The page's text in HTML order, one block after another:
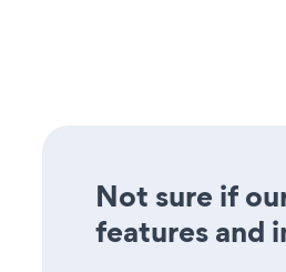
Not sure if
features and